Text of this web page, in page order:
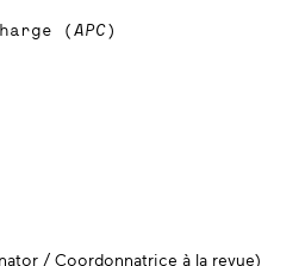
(APC)
/ Coordonnatrice à la revue)